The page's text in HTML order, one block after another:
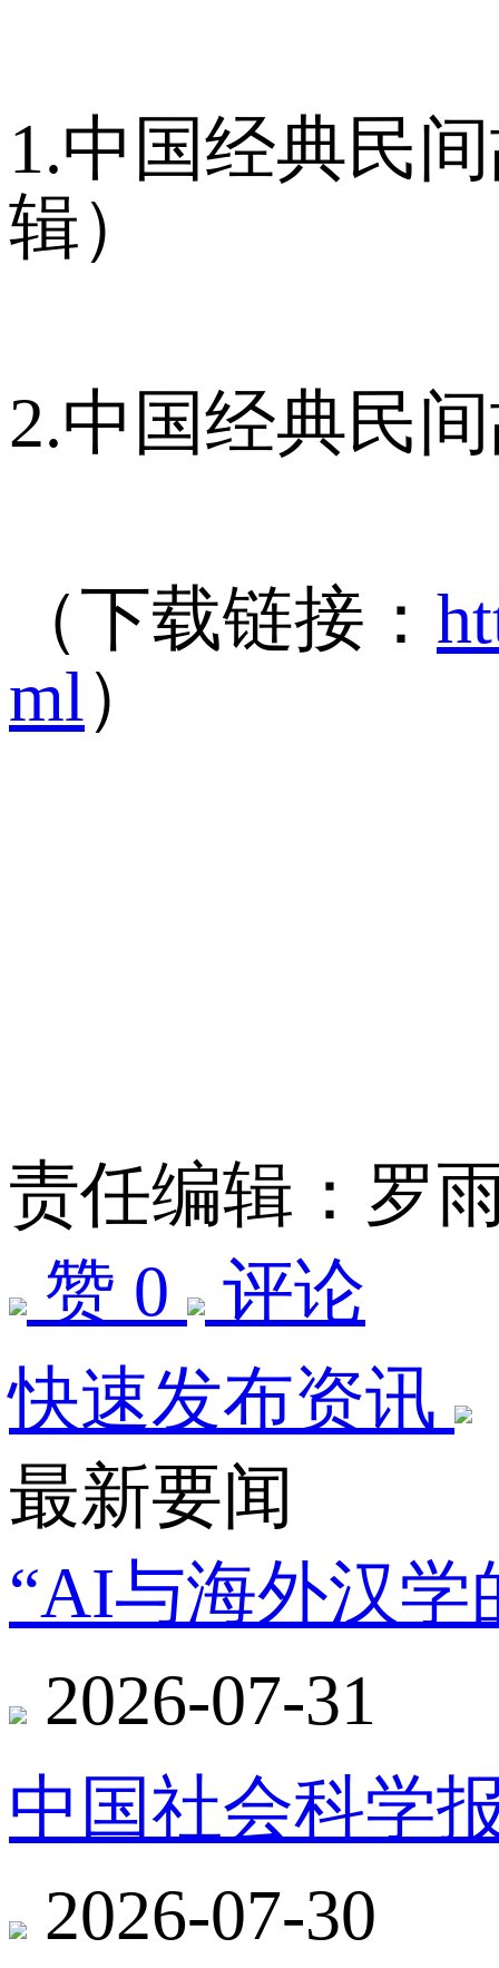
1.中国经典民
辑）
2.中国经典民
（下载链接：
ml）
责任编辑：罗
赞 0
评论
快速发布资讯
最新要闻
“AI与海外汉学
2026-07-31
中国社会科学
2026-07-30